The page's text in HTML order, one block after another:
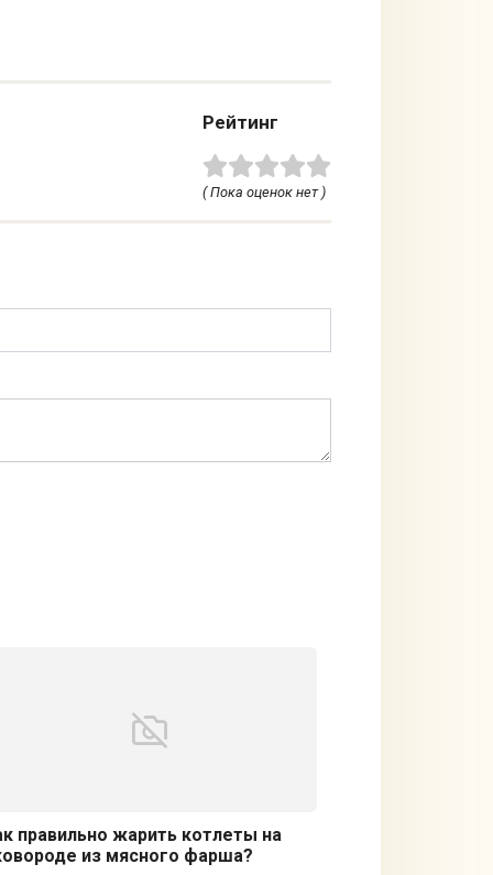
Рейтинг
( Пока оценок нет )
правильно жарить котлеты на
из мясного фарша?